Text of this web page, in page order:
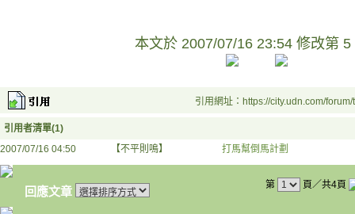
本文於 2007/07/16 23:54 修改第 5
引用網址：https://city.udn.com/
引用者清單(1)
2007/07/16 04:50
【不平則鳴】 打馬幫倒馬計劃
回應文章 第 頁／共4頁